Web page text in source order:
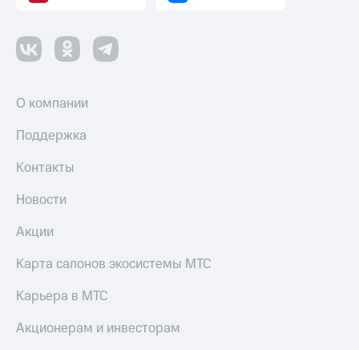
О компании
Поддержка
Контакты
Новости
Акции
Карта салонов экосистемы МТС
Карьера в МТС
Акционерам и инвесторам